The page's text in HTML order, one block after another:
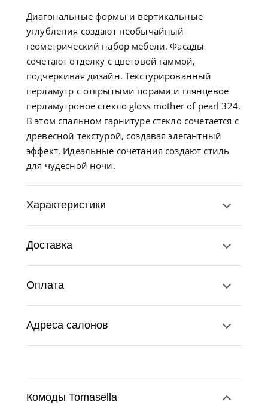
Диагональные формы и вертикальные
углубления создают необычайный
геометрический набор мебели. Фасады
сочетают отделку с цветовой гаммой,
подчеркивая дизайн. Текстурированный
перламутр с открытыми порами и глянцевое
перламутровое стекло gloss mother of pearl 324.
В этом спальном гарнитуре стекло сочетается с
древесной текстурой, создавая элегантный
эффект. Идеальные сочетания создают стиль
для чудесной ночи.
Характеристики
Доставка
Оплата
Адреса салонов
Комоды Tomasella